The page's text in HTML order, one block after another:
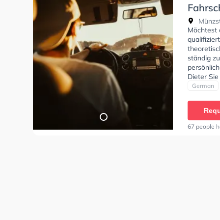
Dieter
Möchtest
ständig
Dieter
German
67 people